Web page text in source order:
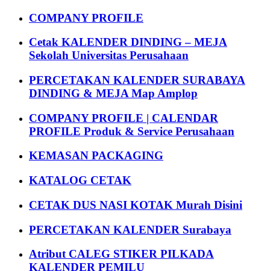
COMPANY PROFILE
Cetak KALENDER DINDING – MEJA
Sekolah Universitas Perusahaan
PERCETAKAN KALENDER SURABAYA
DINDING & MEJA Map Amplop
COMPANY PROFILE | CALENDAR
PROFILE Produk & Service Perusahaan
KEMASAN PACKAGING
KATALOG CETAK
CETAK DUS NASI KOTAK Murah Disini
PERCETAKAN KALENDER Surabaya
Atribut CALEG STIKER PILKADA
KALENDER PEMILU